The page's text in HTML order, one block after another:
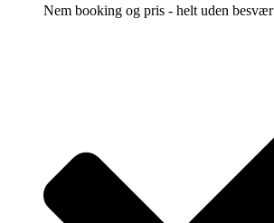
Nem booking og pris - helt uden besvær